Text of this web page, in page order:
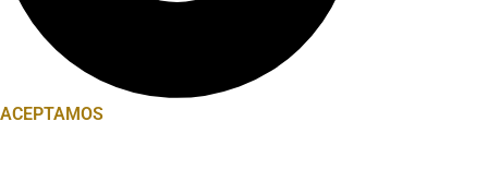
ACEPTAMOS